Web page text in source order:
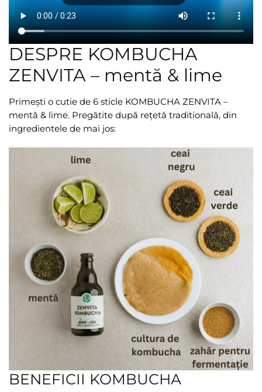
DESPRE KOMBUCHA
ZENVITA – mentă & lime
Primești o cutie de 6 sticle KOMBUCHA ZENVITA –
mentă & lime. Pregătite după rețetă traditională, din
ingredientele de mai jos:
BENEFICII KOMBUCHA